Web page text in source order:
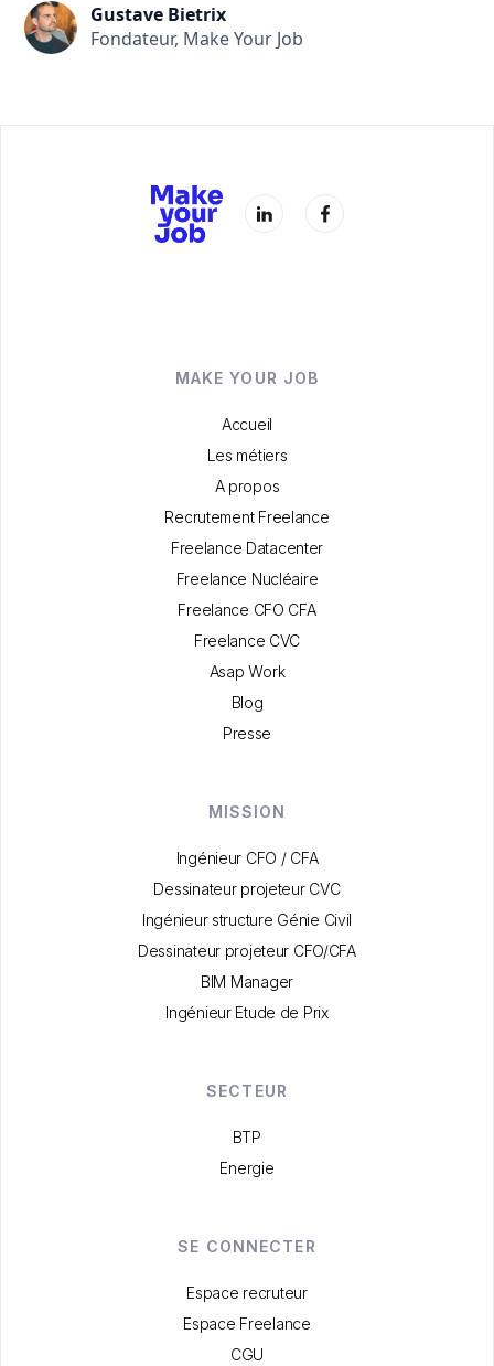
Gustave Bietrix
Fondateur, Make Your Job
MAKE YOUR JOB
Accueil
Les métiers
A propos
Recrutement Freelance
Freelance Datacenter
Freelance Nucléaire
Freelance CFO CFA
Freelance CVC
Asap Work
Blog
Presse
MISSION
Ingénieur CFO / CFA
Dessinateur projeteur CVC
Ingénieur structure Génie Civil
Dessinateur projeteur CFO/CFA
BIM Manager
Ingénieur Etude de Prix
SECTEUR
BTP
Energie
SE CONNECTER
Espace recruteur
Espace Freelance
CGU